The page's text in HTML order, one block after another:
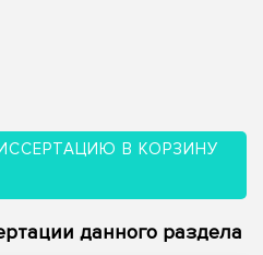
В КОРЗИНУ
данного раздела